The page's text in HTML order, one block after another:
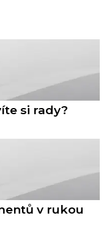
si rady?
v rukou